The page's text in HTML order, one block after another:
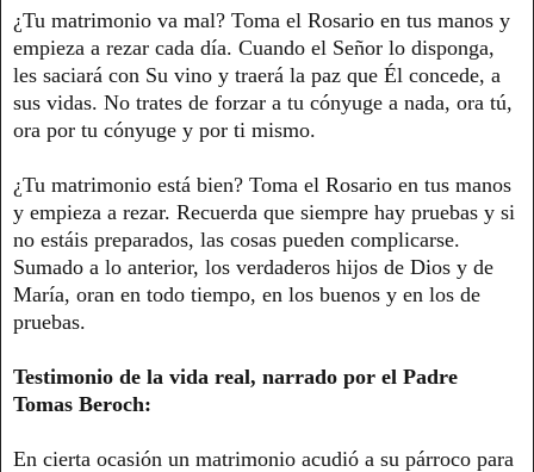
¿Tu matrimonio va mal? Toma el Rosario en tus manos y
empieza a rezar cada día. Cuando el Señor lo disponga,
les saciará con Su vino y traerá la paz que Él concede, a
sus vidas. No trates de forzar a tu cónyuge a nada, ora tú,
ora por tu cónyuge y por ti mismo.
¿Tu matrimonio está bien? Toma el Rosario en tus manos
y empieza a rezar. Recuerda que siempre hay pruebas y si
no estáis preparados, las cosas pueden complicarse.
Sumado a lo anterior, los verdaderos hijos de Dios y de
María, oran en todo tiempo, en los buenos y en los de
pruebas.
Testimonio de la vida real, narrado por el Padre
Tomas Beroch:
En cierta ocasión un matrimonio acudió a su párroco para